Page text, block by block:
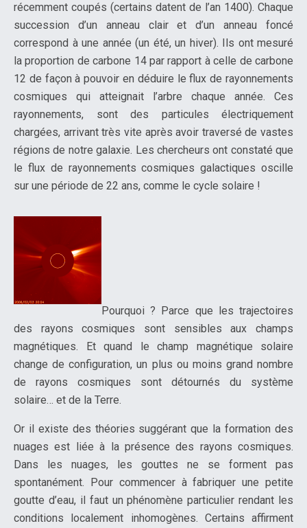
récemment coupés (certains datent de l’an 1400). Chaque
succession d’un anneau clair et d’un anneau foncé
correspond à une année (un été, un hiver). Ils ont mesuré
la proportion de carbone 14 par rapport à celle de carbone
12 de façon à pouvoir en déduire le flux de rayonnements
cosmiques qui atteignait l’arbre chaque année. Ces
rayonnements, sont des particules électriquement
chargées, arrivant très vite après avoir traversé de vastes
régions de notre galaxie. Les chercheurs ont constaté que
le flux de rayonnements cosmiques galactiques oscille
sur une période de 22 ans, comme le cycle solaire !
Pourquoi ? Parce que les trajectoires
des rayons cosmiques sont sensibles aux champs
magnétiques. Et quand le champ magnétique solaire
change de configuration, un plus ou moins grand nombre
de rayons cosmiques sont détournés du système
solaire… et de la Terre.
Or il existe des théories suggérant que la formation des
nuages est liée à la présence des rayons cosmiques.
Dans les nuages, les gouttes ne se forment pas
spontanément. Pour commencer à fabriquer une petite
goutte d’eau, il faut un phénomène particulier rendant les
conditions localement inhomogènes. Certains affirment